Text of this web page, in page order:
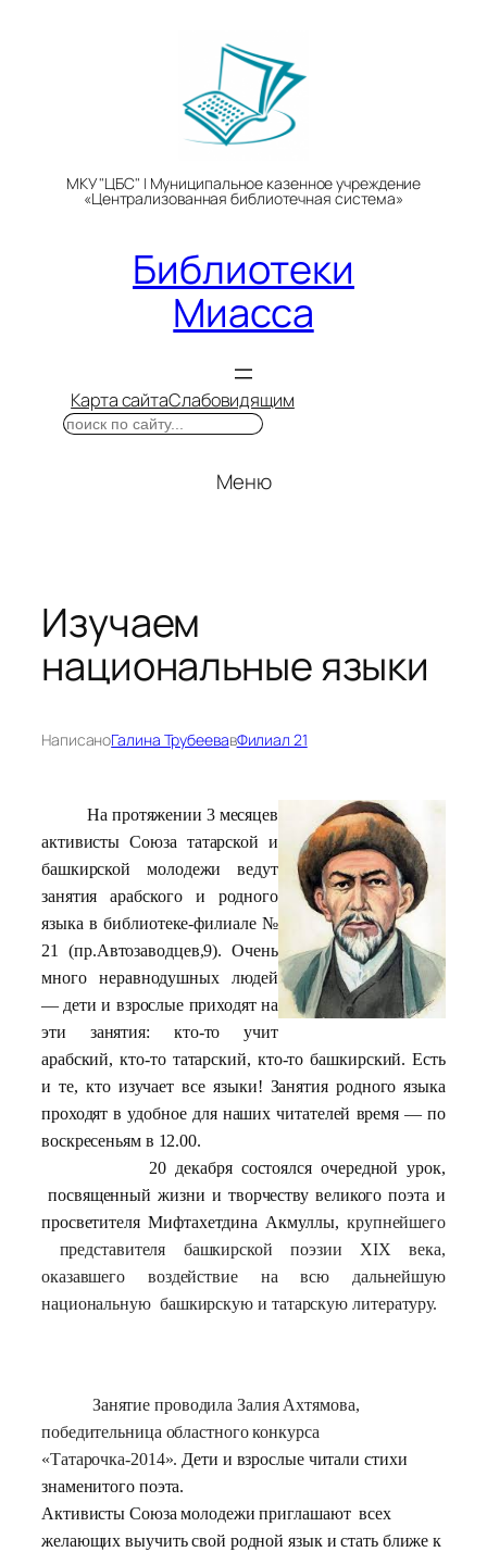
МКУ "ЦБС" | Муниципальное казенное учреждение
«Централизованная библиотечная система»
Библиотеки
Миасса
Карта сайтаСлабовидящим
Поиск
Меню
Изучаем
национальные языки
НаписаноГалина ТрубеевавФилиал 21
На протяжении 3 месяцев
активисты Союза татарской и
башкирской молодежи ведут
занятия арабского и родного
языка в библиотеке-филиале №
21 (пр.Автозаводцев,9). Очень
много неравнодушных людей
— дети и взрослые приходят на
эти занятия: кто-то учит
арабский, кто-то татарский, кто-то башкирский. Есть
и те, кто изучает все языки! Занятия родного языка
проходят в удобное для наших читателей время — по
воскресеньям в 12.00.
20 декабря состоялся очередной урок,
посвященный жизни и творчеству великого поэта и
просветителя Мифтахетдина Акмуллы,крупнейшего
представителя башкирской поэзии XIX века,
оказавшего воздействие на всю дальнейшую
национальную башкирскую и татарскую литературу.
Занятие проводила Залия Ахтямова,
победительница областного конкурса
«Татарочка-2014». Дети и взрослые читали стихи
знаменитого поэта.
Активисты Союза молодежи приглашают всех
желающих выучить свой родной язык и стать ближе к